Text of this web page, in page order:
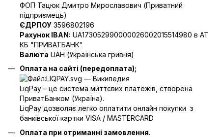
ФОП Тацюк Дмитро Мирославович (Приватний
пiдприємець)
ЄДРПОУ 3596802196
Рахунок IBAN: UA173052990000026002015514980 в АТ
КБ "ПРИВАТБАНК"
Валюта UAH (Українська гривня)
Оплата на сайті (передоплата);
LiqPay – це система миттєвих платежів, створена
ПриватБанком (Україна).
LiqPay дозволяє легко оплатити онлайн покупки з
банківської картки VISA / MASTERCARD
Оплата при отриманні замовлення.